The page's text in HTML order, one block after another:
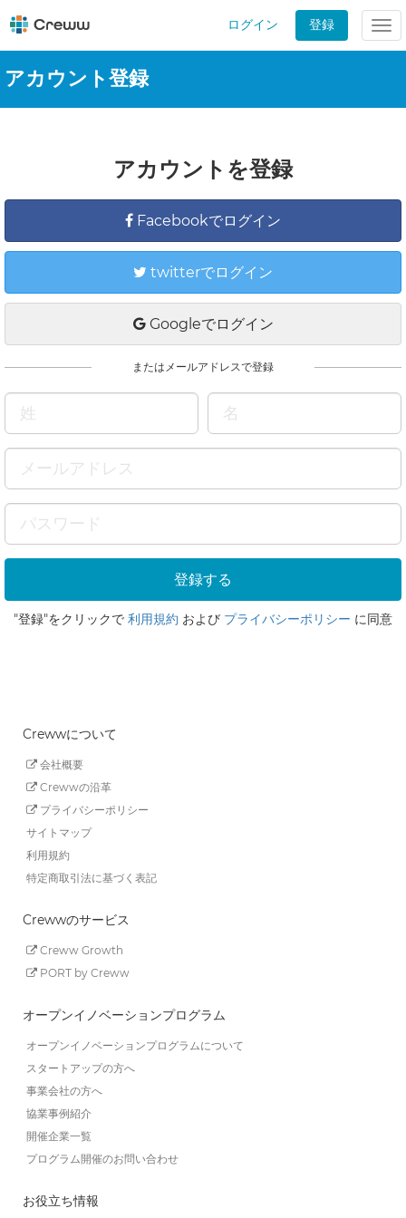
ログイン 登録
アカウント登録
アカウントを登録
Facebookでログイン
twitterでログイン
Googleでログイン
またはメールアドレスで登録
"登録"をクリックで 利用規約 および プライバシーポリシー に同意
Crewwについて
会社概要
Crewwの沿革
プライバシーポリシー
サイトマップ
利用規約
特定商取引法に基づく表記
Crewwのサービス
Creww Growth
PORT by Creww
オープンイノベーションプログラム
オープンイノベーションプログラムについて
スタートアップの方へ
事業会社の方へ
協業事例紹介
開催企業一覧
プログラム開催のお問い合わせ
お役立ち情報